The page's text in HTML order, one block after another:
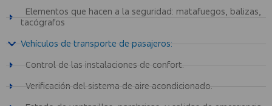
Elementos que hacen a la seguridad: matafuegos, balizas,
tacógrafos
Vehículos de transporte de pasajeros:
Control de las instalaciones de confort.
Verificación del sistema de aire acondicionado.